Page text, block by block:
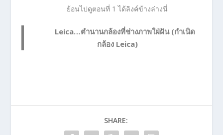
ย้อนไปดูตอนที่ 1 ได้ลิงค์ข้างล่างนี่
Leica…ตำนานกล้องที่ช่างภาพใฝ่ฝัน (กำเนิด
กล้อง Leica)
SHARE: